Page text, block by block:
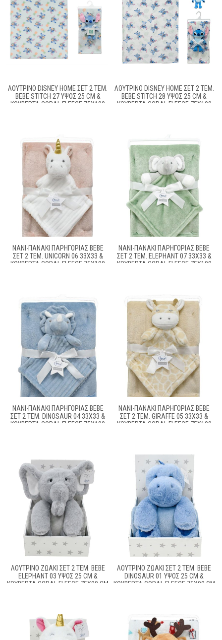
ΛΟΎΤΡΙΝΟ DISNEY HOME ΣΕΤ 2 ΤΕΜ.
BEBE STITCH 27 ΎΨΟΣ 25 CM &
ΚΟΥΒΈΡΤΑ CORAL FLEECE 75X100
ΛΟΎΤΡΙΝΟ DISNEY HOME ΣΕΤ 2 ΤΕΜ.
BEBE STITCH 28 ΎΨΟΣ 25 CM &
ΚΟΥΒΈΡΤΑ CORAL FLEECE 75X100
ΝΆΝΙ-ΠΑΝΆΚΙ ΠΑΡΗΓΟΡΙΆΣ BEBE
ΣΕΤ 2 ΤΕΜ. UNICORN 06 33X33 &
ΚΟΥΒΈΡΤΑ CORAL FLEECE 75X100
ΝΆΝΙ-ΠΑΝΆΚΙ ΠΑΡΗΓΟΡΙΆΣ BEBE
ΣΕΤ 2 ΤΕΜ. ELEPHANT 07 33X33 &
ΚΟΥΒΈΡΤΑ CORAL FLEECE 75X100
ΝΆΝΙ-ΠΑΝΆΚΙ ΠΑΡΗΓΟΡΙΆΣ BEBE
ΣΕΤ 2 ΤΕΜ. DINOSAUR 04 33X33 &
ΚΟΥΒΈΡΤΑ CORAL FLEECE 75X100
ΝΆΝΙ-ΠΑΝΆΚΙ ΠΑΡΗΓΟΡΙΆΣ BEBE
ΣΕΤ 2 ΤΕΜ. GIRAFFE 05 33X33 &
ΚΟΥΒΈΡΤΑ CORAL FLEECE 75X100
ΛΟΎΤΡΙΝΟ ΖΩΆΚΙ ΣΕΤ 2 ΤΕΜ. BEBE
ELEPHANT 03 ΎΨΟΣ 25 CM &
ΚΟΥΒΈΡΤΑ CORAL FLEECE 75X90 CM
ΛΟΎΤΡΙΝΟ ΖΩΆΚΙ ΣΕΤ 2 ΤΕΜ. BEBE
DINOSAUR 01 ΎΨΟΣ 25 CM &
ΚΟΥΒΈΡΤΑ CORAL FLEECE 75X90 CM